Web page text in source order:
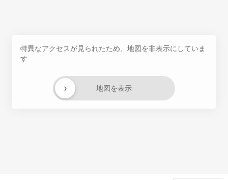
特異なアクセスが見られたため、地図を非表示にしていま
す
地図を表示
›